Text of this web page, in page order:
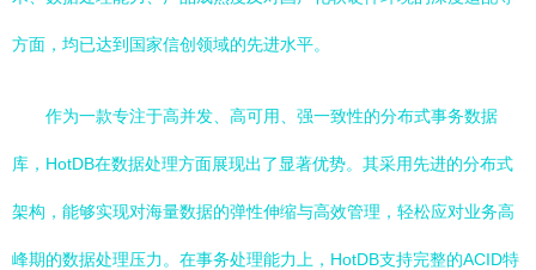
方面，均已达到国家信创领域的先进水平。
作为一款专注于高并发、高可用、强一致性的分布式事务数据
库，HotDB在数据处理方面展现出了显著优势。其采用先进的分布式
架构，能够实现对海量数据的弹性伸缩与高效管理，轻松应对业务高
峰期的数据处理压力。在事务处理能力上，HotDB支持完整的ACID特